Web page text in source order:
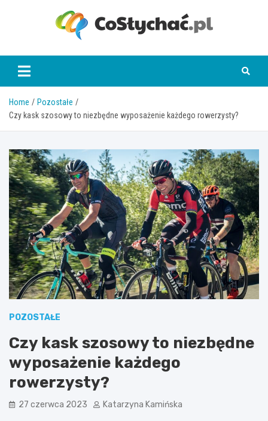
coslychac.pl
Home
Pozostałe
Czy kask szosowy to niezbędne wyposażenie każdego rowerzysty?
POZOSTAŁE
Czy kask szosowy to niezbędne
wyposażenie każdego
rowerzysty?
27 czerwca 2023 Katarzyna Kamińska